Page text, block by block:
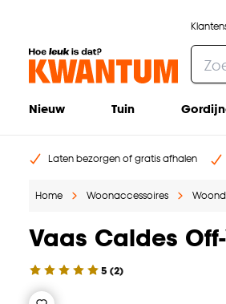
Nieuw Tuin
Laten bezorgen of gratis afhalen
Home Woonaccessoires
Vaas Caldes
5 (2)